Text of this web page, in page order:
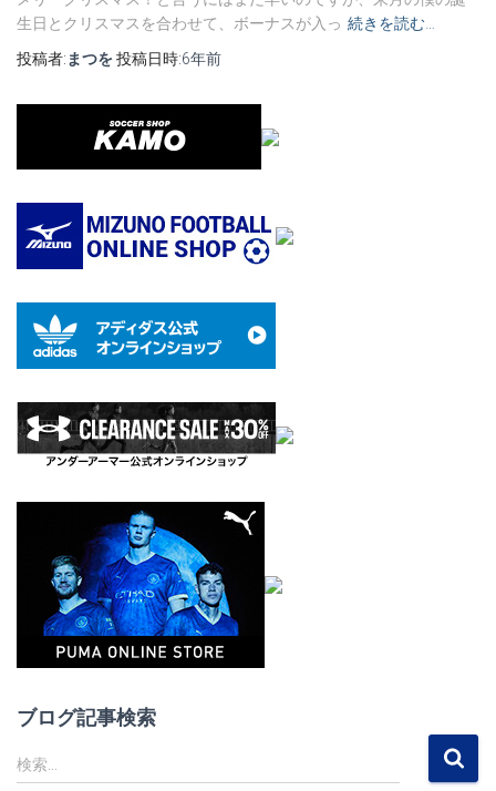
生日とクリスマスを合わせて、ボーナスが入っ 続きを読む…
投稿者:まつを投稿日時:6年前
ブログ記事検索
検
索
検索…